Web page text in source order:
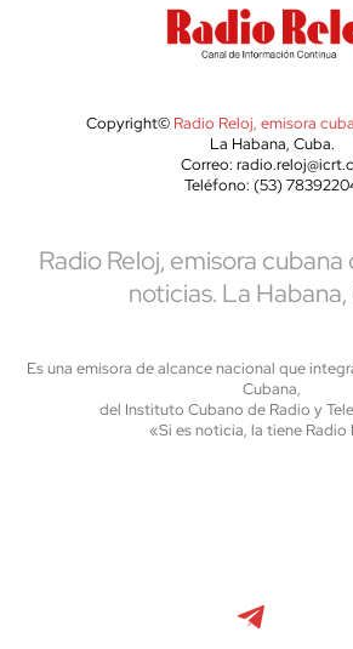
Copyright© Radio Reloj, emisora
La Habana, Cuba.
Correo:
Teléfono: (53)
Radio Reloj, emisora cubana
noticias. La Habana,
Es una emisora de alcance nacional que
Cubana,
del Instituto Cubano de Radio y
«Si es noticia, la tiene Radio